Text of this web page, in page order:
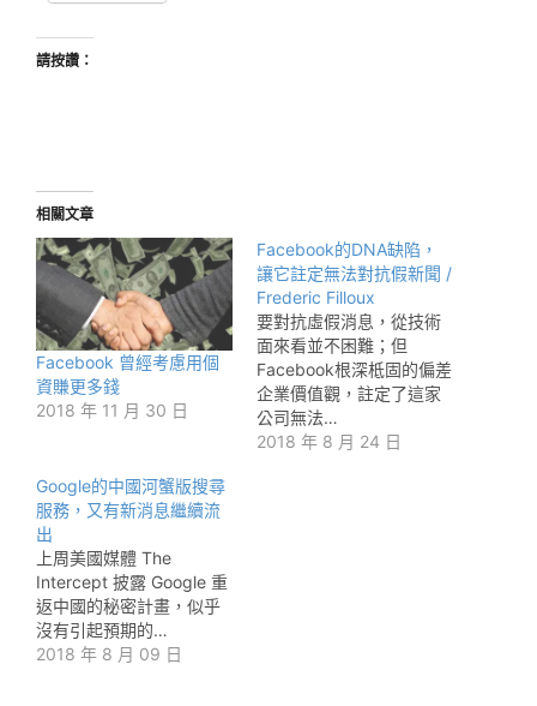
請按讚：
相關文章
Facebook 曾經考慮用個
資賺更多錢
2018 年 11 月 30 日
Facebook的DNA缺陷，
讓它註定無法對抗假新聞 /
Frederic Filloux
要對抗虛假消息，從技術
面來看並不困難；但
Facebook根深柢固的偏差
企業價值觀，註定了這家
公司無法…
2018 年 8 月 24 日
Google的中國河蟹版搜尋
服務，又有新消息繼續流
出
上周美國媒體 The
Intercept 披露 Google 重
返中國的秘密計畫，似乎
沒有引起預期的…
2018 年 8 月 09 日